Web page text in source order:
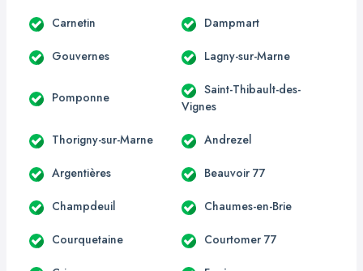
Carnetin Dampmart
Gouvernes Lagny-sur-Marne
Pomponne
Saint-Thibault-des-
Vignes
Thorigny-sur-Marne Andrezel
Argentières Beauvoir 77
Champdeuil Chaumes-en-Brie
Courquetaine Courtomer 77